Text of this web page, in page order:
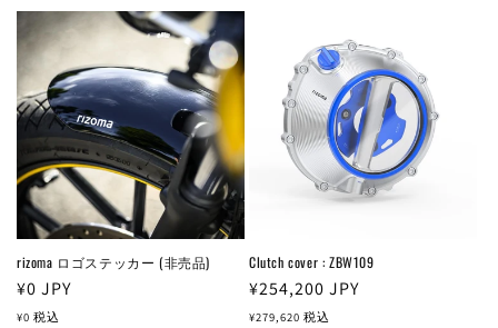
rizoma ロゴステッカー (非売品)
通
常
¥0 JPY
¥0 税込
Clutch cover : ZBW109
通
常
¥254,200 JPY
¥279,620 税込